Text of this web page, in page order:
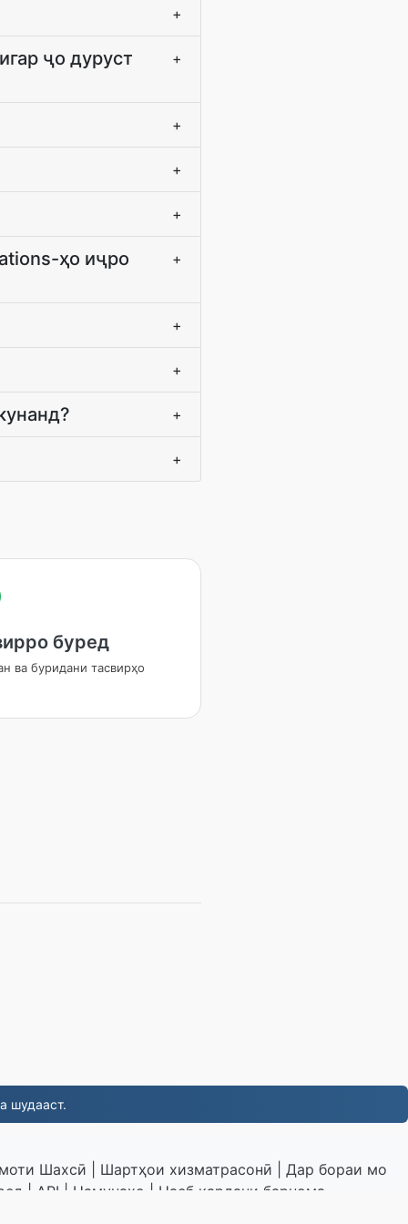
+
ҷо дуруст
+
+
+
+
ҳо иҷро
+
+
+
+
+
буред
ва буридани тасвирҳо
шудааст.
Шахсӣ Шартҳои хизматрасонӣ
Дар бораи мо
| API | Намунаҳо | Насб кардани барнома